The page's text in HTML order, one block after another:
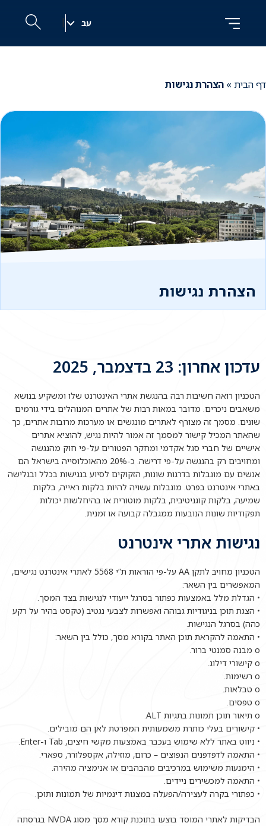
עב |
דף הבית » הצהרת נגישות
הצהרת נגישות
עדכון אחרון: 23 בדצמבר, 2025
הטכניון רואה חשיבות רבה בהנגשת אתרי האינטרנט שלו ומשקיע בנושא
משאבים ניכרים. מדובר במאות רבות של אתרים המנוהלים בידי גורמים
שונים. מסמך זה מצורף לאתרים מונגשים או מערכות מרובות אתרים, כך
שהאתר המכיל קישור למסמך זה אמור להיות נגיש, להוציא אתרים
אישיים של חברי סגל אקדמי ומחקר הפטורים על-פי חוק מהנגשה
ומחויבים רק בהנגשה על-פי דרישה. כ-20% מהאוכלוסייה בישראל הם
אנשים עם מוגבלות בדרגות שונות, הזקוקים לסיוע בנגישות בכלל ובגלישה
באתרי אינטרנט בפרט. מוגבלות עשויה להיות בלקות ראייה, בלקות
שמיעה, בלקות קוגניטיבית, בלקות מוטורית או בהיחלשות יכולות
תפקודיות שונות הנובעות ממגבלה קבועה או זמנית.
נגישות אתרי אינטרנט
הטכניון מחויב לתקן AA על-פי הוראות ת”י 5568 לאתרי אינטרנט נגישים,
המאפשרים בין השאר:
• הגדלת מלל באמצעות כפתור בסרגל ייעודי לנגישות בצד המסך.
• הצגת תוכן בניגודיות גבוהה ואפשרות לצבעי נגטיב (טקסט בהיר על רקע
כהה) בסרגל הנגישות.
• התאמה להקראת תוכן האתר בקורא מסך, כולל בין השאר:
o מבנה סמנטי ברור.
o קישורי דילוג.
o רשימות.
o טבלאות.
o טפסים.
o תיאור תוכן תמונות בתגיות ALT.
• קישורים בעלי כותרת משמעותית המפרטת לאן הם מובילים.
• ניווט באתר ללא שימוש בעכבר באמצעות מקשי חיצים, Tab ו-Enter.
• התאמה לדפדפנים הנפוצים – כרום, מוזילה, אקספלורר, ספארי.
• הימנעות משימוש במרכיבים מהבהבים או אנימציה מהירה.
• התאמה למכשירים ניידים.
• כפתורי בקרה לעצירה/הפעלה במצגות דינמיות של תמונות ותוכן.
הבדיקות לאתרי המוסד בוצעו בתוכנת קורא מסך מסוג NVDA בגרסתה